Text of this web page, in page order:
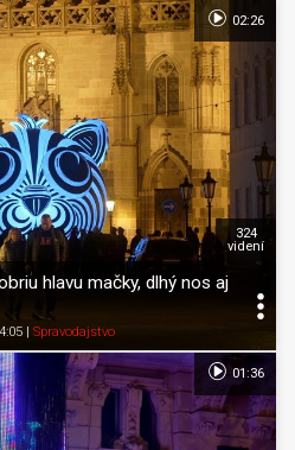
hlavu mačky, dlhý nos aj
Spravodajstvo
324
videní
02:26
01:36